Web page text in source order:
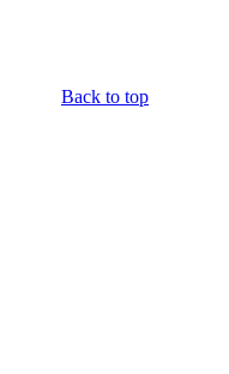
Back to top